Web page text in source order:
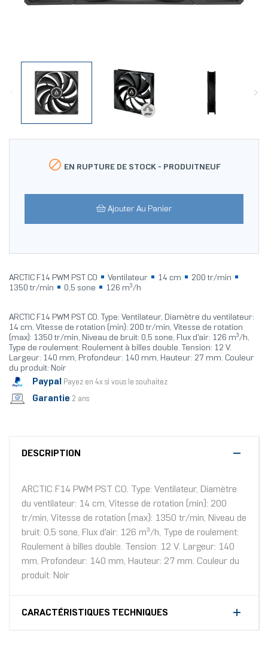
 EN RUPTURE DE STOCK - PRODUITNEUF
Ajouter Au Panier
ARCTIC F14 PWM PST CO Ventilateur 14 cm
200 tr/min
1350 tr/min
0,5 sone 126 m³/h
ARCTIC F14 PWM PST CO. Type: Ventilateur, Diamètre du ventilateur:
14 cm, Vitesse de rotation (min): 200 tr/min, Vitesse de rotation
(max): 1350 tr/min, Niveau de bruit: 0,5 sone, Flux d'air: 126 m³/h,
Type de roulement: Roulement à billes double. Tension: 12 V.
Largeur: 140 mm, Profondeur: 140 mm, Hauteur: 27 mm. Couleur
du produit: Noir
Paypal Payez en 4x si vous le souhaitez
Garantie 2 ans
DESCRIPTION
ARCTIC F14 PWM PST CO. Type: Ventilateur, Diamètre
du ventilateur: 14 cm, Vitesse de rotation (min): 200
tr/min, Vitesse de rotation (max): 1350 tr/min, Niveau de
bruit: 0,5 sone, Flux d'air: 126 m³/h, Type de roulement:
Roulement à billes double. Tension: 12 V. Largeur: 140
mm, Profondeur: 140 mm, Hauteur: 27 mm. Couleur du
produit: Noir
CARACTÉRISTIQUES TECHNIQUES